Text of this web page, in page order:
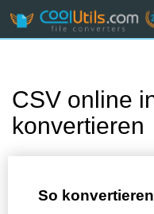
CSV online
konvertieren
So